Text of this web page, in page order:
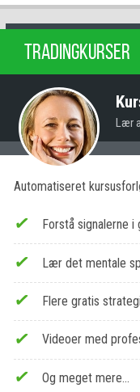
TRADINGKURSER
Lær
Automatiseret
Forstå signalerne i
Lær det mentale
Flere gratis
Videoer med
Og meget mere…